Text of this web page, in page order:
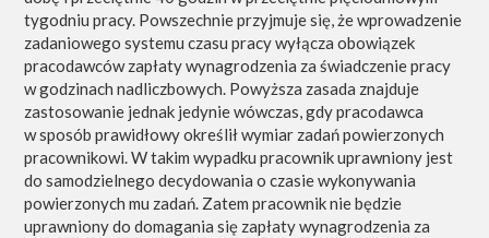
tygodniu pracy. Powszechnie przyjmuje się, że wprowadzenie
zadaniowego systemu czasu pracy wyłącza obowiązek
pracodawców zapłaty wynagrodzenia za świadczenie pracy
w godzinach nadliczbowych. Powyższa zasada znajduje
zastosowanie jednak jedynie wówczas, gdy pracodawca
w sposób prawidłowy określił wymiar zadań powierzonych
pracownikowi. W takim wypadku pracownik uprawniony jest
do samodzielnego decydowania o czasie wykonywania
powierzonych mu zadań. Zatem pracownik nie będzie
uprawniony do domagania się zapłaty wynagrodzenia za